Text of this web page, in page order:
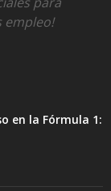
empleo!
en la Fórmula 1: